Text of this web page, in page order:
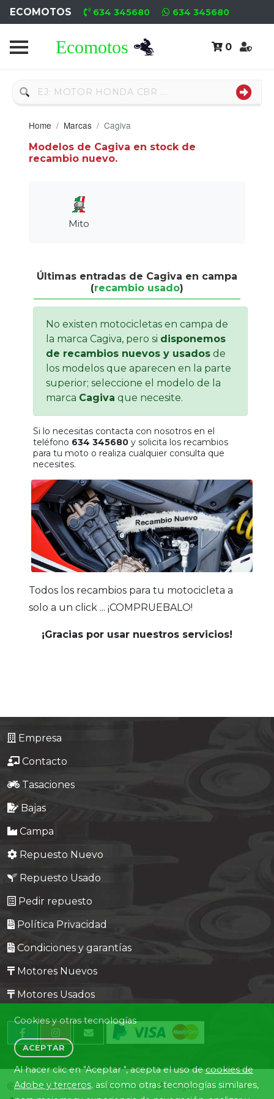
ECOMOTOS 634 345680 634 345680
0
Home
Usado
Neumáticos
Campa
Tasaciones
Formulario
Empresa
Contacto
Home Marcas Cagiva
Modelos de Cagiva en stock de
recambio nuevo.
Mito
Últimas entradas de Cagiva en campa
(recambio usado)
No existen motocicletas en campa de
la marca Cagiva, pero si disponemos
de recambios nuevos y usados de
los modelos que aparecen en la parte
superior; seleccione el modelo de la
marca Cagiva que necesite.
Si lo necesitas contacta con nosotros en el
teléfono 634 345680 y solicita los recambios
para tu moto o realiza cualquier consulta que
necesites.
Todos los recambios para tu motocicleta a
solo a un click ... ¡COMPRUEBALO!
¡Gracias por usar nuestros servicios!
Empresa
Contacto
Tasaciones
Bajas
Campa
Repuesto Nuevo
Repuesto Usado
Pedir repuesto
Política Privacidad
Condiciones y garantías
Motores Nuevos
Motores Usados
Central Desguaces Europiezas
Desguace ID. 1505-19
Cookies y otras tecnologías
ACEPTAR
Al hacer clic en "Aceptar ", acepta el uso decookies de
Adobe y terceros, así como otras tecnologías similares,